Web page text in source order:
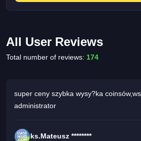
All User Reviews
Total number of reviews: 174
super ceny szybka wysy?ka
administrator
ks.Mateusz ********